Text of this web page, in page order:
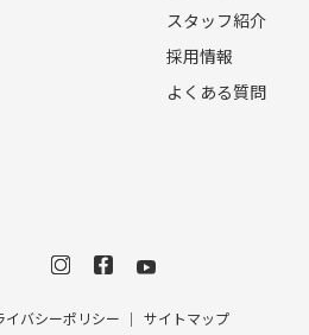
スタッフ紹介
採用情報
よくある質問
イバシーポリシー サイトマップ